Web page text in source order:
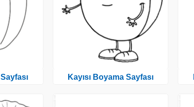
Kayısı Boyama Sayfası